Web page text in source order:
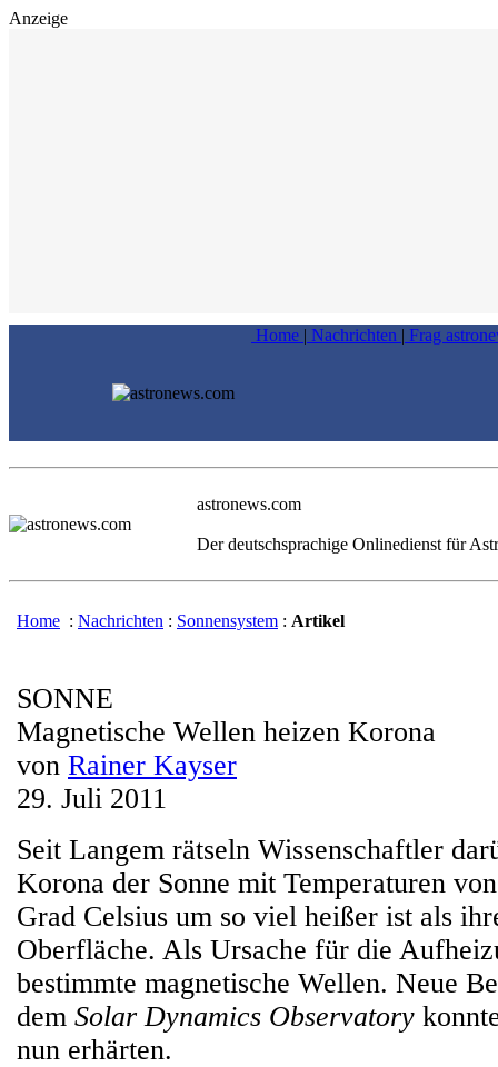
Anzeige
Home | Nachrichten | Frag
astronews.com
Der deutschsprachige Onlinedienst für
Home : Nachrichten : Sonnensystem : Artikel
SONNE
Magnetische Wellen heizen Korona
von Rainer Kayser
29. Juli 2011
Seit Langem rätseln Wissenschaftler
Korona der Sonne mit Temperaturen
Grad Celsius um so viel heißer ist als
Oberfläche. Als Ursache für die
bestimmte magnetische Wellen. Neue
dem Solar Dynamics Observatory
nun erhärten.